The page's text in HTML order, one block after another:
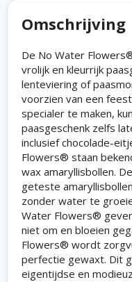
Omschrijving
De No Water
vrolijk en kleurrijk
lenteviering of
voorzien van een
specialer te maken,
paasgeschenk zelfs
inclusief chocolade-
Flowers® staan
wax amaryllisbollen.
geteste
zonder water te
Water Flowers®
niet om en bloeien
Flowers® wordt
perfectie gewaxt. Dit
eigentijdse en